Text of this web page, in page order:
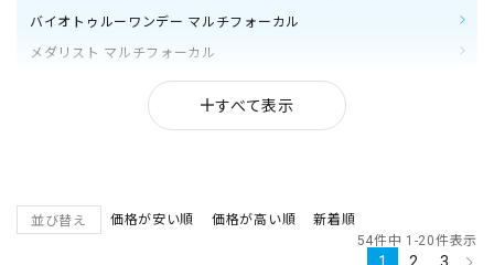
バイオトゥルーワンデー マルチフォーカル
メダリスト マルチフォーカル
ロート モイストアイ マルチフォーカル 遠近両用
エアオプティクスプラス ハイドラグライド 遠近両用
遠近両用コンタクトレンズとは？
プライムワンデースマートフォーカス (Prime 1day SMART FOCUS)
並び替え 価格が安い順 価格が高い順 新着順
54件中 1 -20件表示